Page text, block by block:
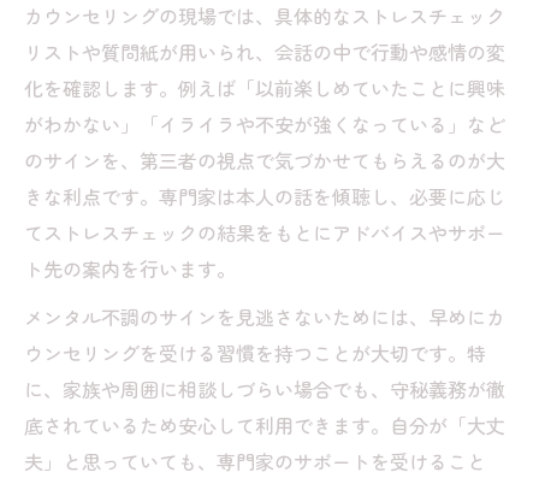
家庭でのストレスチェックとカウンセリン
グ併用例
心が弱っている時のセルフチェックと相談
方法
職場や家庭で簡単にできるストレスチェックの
進め方
カウンセリングと連携した家庭でのストレ
スチェック
職場で実践できるストレスチェックと相談
方法
厚生労働省の無料ツールとカウンセリング
活用法
カウンセリングの現場では、具体的なストレスチェック
リストや質問紙が用いられ、会話の中で行動や感情の変
化を確認します。例えば「以前楽しめていたことに興味
がわかない」「イライラや不安が強くなっている」など
のサインを、第三者の視点で気づかせてもらえるのが大
きな利点です。専門家は本人の話を傾聴し、必要に応じ
てストレスチェックの結果をもとにアドバイスやサポー
ト先の案内を行います。
メンタル不調のサインを見逃さないためには、早めにカ
ウンセリングを受ける習慣を持つことが大切です。特
に、家族や周囲に相談しづらい場合でも、守秘義務が徹
底されているため安心して利用できます。自分が「大丈
夫」と思っていても、専門家のサポートを受けること